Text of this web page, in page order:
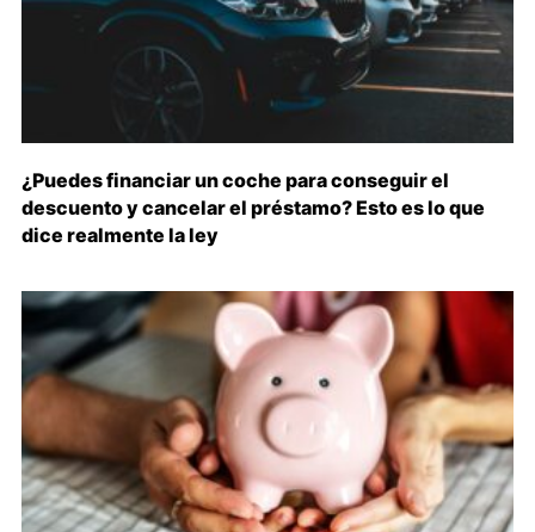
¿Puedes financiar un coche para conseguir el
descuento y cancelar el préstamo? Esto es lo que
dice realmente la ley